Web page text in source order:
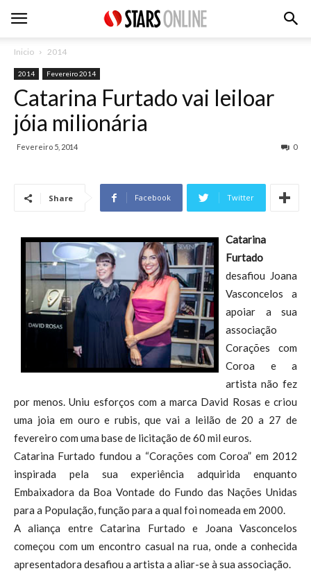
Inicio 2014
2014 Fevereiro 2014
Catarina Furtado vai leiloar
jóia milionária
Fevereiro 5, 2014 0
Share Facebook Twitter
Catarina
Furtado
desafiou Joana
Vasconcelos a
apoiar a sua
associação
Corações com
Coroa e a
artista não fez
por menos. Uniu esforços com a marca David Rosas e criou
uma joia em ouro e rubis, que vai a leilão de 20 a 27 de
fevereiro com uma base de licitação de 60 mil euros.
Catarina Furtado fundou a “Corações com Coroa” em 2012
inspirada pela sua experiência adquirida enquanto
Embaixadora da Boa Vontade do Fundo das Nações Unidas
para a População, função para a qual foi nomeada em 2000.
A aliança entre Catarina Furtado e Joana Vasconcelos
começou com um encontro casual na rua, onde a conhecida
apresentadora desafiou a artista a aliar-se à sua associação.